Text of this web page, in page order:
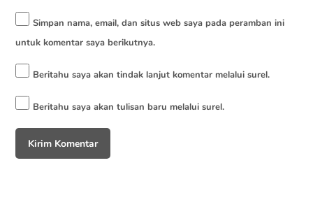
Simpan nama, email, dan situs web saya pada peramban ini
untuk komentar saya berikutnya.
Beritahu saya akan tindak lanjut komentar melalui surel.
Beritahu saya akan tulisan baru melalui surel.